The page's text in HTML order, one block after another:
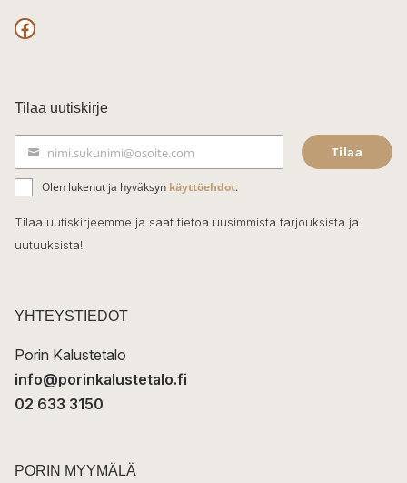
F
c
e
b
o
o
k
Tilaa uutiskirje
ä
h
k
t
nimi.sukunimi@osoite.com Tilaa
Olen lukenut ja hyväksyn käyttöehdot.
Tilaa uutiskirjeemme ja saat tietoa uusimmista tarjouksista ja
uutuuksista!
YHTEYSTIEDOT
Porin Kalustetalo
info@porinkalustetalo.fi
02 633 3150
PORIN MYYMÄLÄ